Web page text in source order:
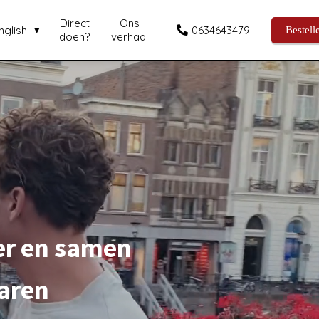
Direct
doen?
Ons
verhaal
0634643479
en samen